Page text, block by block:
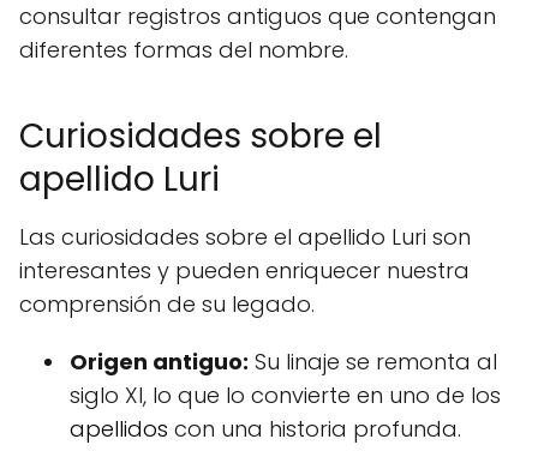
consultar registros antiguos que contengan
diferentes formas del nombre.
Curiosidades sobre el
apellido Luri
Las curiosidades sobre el apellido Luri son
interesantes y pueden enriquecer nuestra
comprensión de su legado.
Origen antiguo: Su linaje se remonta al
siglo XI, lo que lo convierte en uno de los
apellidos con una historia profunda.